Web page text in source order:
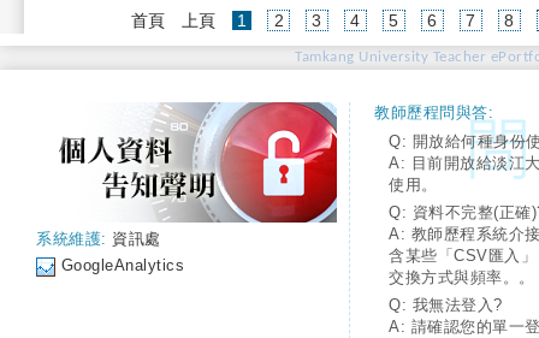
首頁 上頁 1 (current)
2 3 4 5 6 7 8
Tamkang University Teacher
系統維護: 資訊處
GoogleAnalytics
教師歷程問與答:
Q: 開放給何種身份
A: 目前開放給淡江
使用。
Q: 資料不完整(正確
A: 教師歷程系統介
含某些「CSV匯入
交換方式與頻率。。
Q: 我無法登入?
A: 請確認您的單一